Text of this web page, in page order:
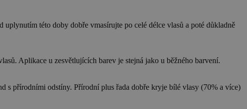
této doby dobře vmasírujte po celé délce vlasů a poté důkladně
Aplikace u zesvětlujících barev je stejná jako u běžného barvení.
s přírodními odstíny. Přírodní plus řada dobře kryje bílé vlasy (70% a více)